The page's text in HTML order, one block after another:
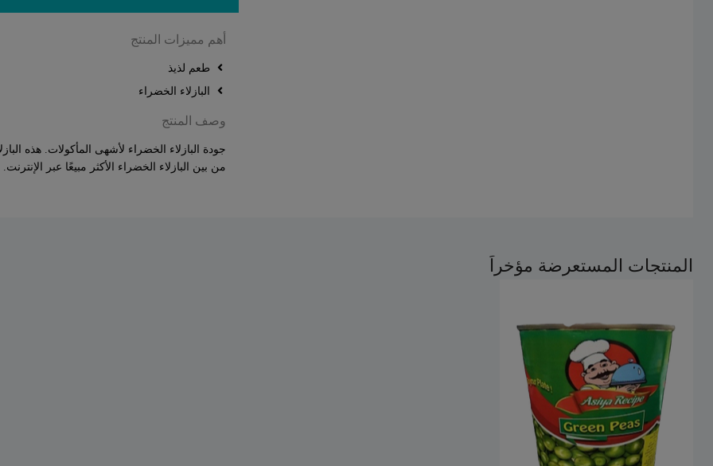
أهم مميزات المنتج
طعم لذيذ
البازلاء الخضراء
وصف المنتج
جودة البازلاء الخضراء لأشهى المأكولات. هذه
من بين البازلاء الخضراء الأكثر مبيعًا عبر الإنترنت.
المنتجات المستعرضة مؤخراً